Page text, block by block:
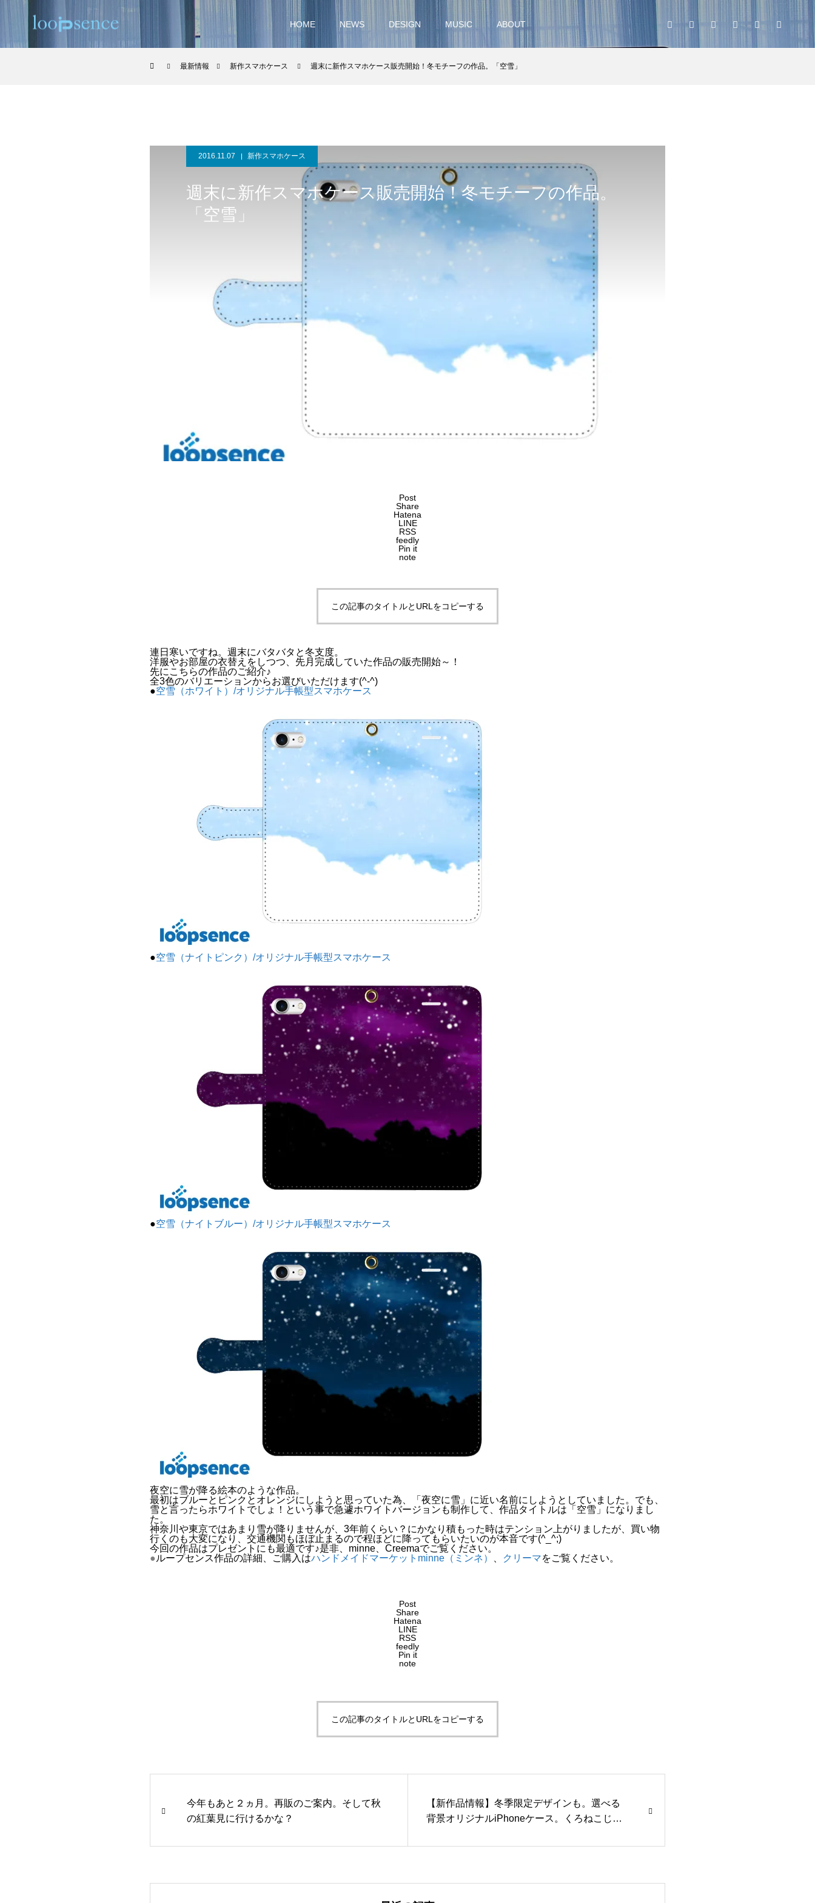
HOME NEWS DESIGN MUSIC ABOUT
最新情報 新作スマホケース 週末に新作スマホケース販売開始！冬モチーフの作品。「空雪」
2016.11.07 新作スマホケース
週末に新作スマホケース販売開始！冬モチーフの作品。
「空雪」
Post
Share
Hatena
LINE
RSS
feedly
Pin it
note
この記事のタイトルとURLをコピーする
連日寒いですね。週末にバタバタと冬支度。
洋服やお部屋の衣替えをしつつ、先月完成していた作品の販売開始～！
先にこちらの作品のご紹介♪
全3色のバリエーションからお選びいただけます(^-^)
●空雪（ホワイト）/オリジナル手帳型スマホケース
●空雪（ナイトピンク）/オリジナル手帳型スマホケース
●空雪（ナイトブルー）/オリジナル手帳型スマホケース
夜空に雪が降る絵本のような作品。
最初はブルーとピンクとオレンジにしようと思っていた為、「夜空に雪」に近い名前にしようとしていました。でも、
雪と言ったらホワイトでしょ！という事で急遽ホワイトバージョンも制作して、作品タイトルは「空雪」になりまし
た。
神奈川や東京ではあまり雪が降りませんが、3年前くらい？にかなり積もった時はテンション上がりましたが、買い物
行くのも大変になり、交通機関もほぼ止まるので程ほどに降ってもらいたいのが本音です(^_^;)
今回の作品はプレゼントにも最適です♪是非、minne、Creemaでご覧ください。
●ループセンス作品の詳細、ご購入はハンドメイドマーケットminne（ミンネ） クリーマをご覧ください。
Post
Share
Hatena
LINE
RSS
feedly
Pin it
note
この記事のタイトルとURLをコピーする
今年もあと２ヵ月。再販のご案内。そして秋
の紅葉見に行けるかな？
【新作品情報】冬季限定デザインも。選べる
背景オリジナルiPhoneケース。くろねこじぇ